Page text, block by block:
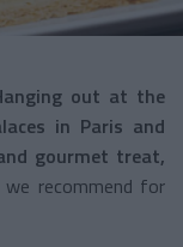
out at the
in Paris and
gourmet treat,
recommend for